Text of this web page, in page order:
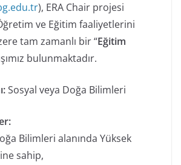
), ERA Chair projesi
ve Eğitim faaliyetlerini
tam zamanlı bir “Eğitim
bulunmaktadır.
Sosyal veya Doğa Bilimleri
Bilimleri alanında Yüksek
sahip,